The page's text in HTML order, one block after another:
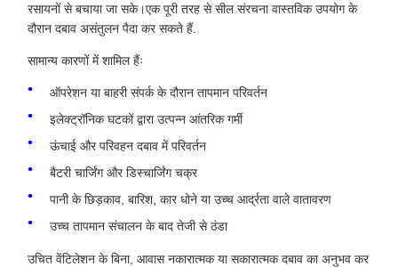
रसायनों से बचाया जा सके।एक पूरी तरह से सील संरचना वास्तविक उपयोग के
दौरान दबाव असंतुलन पैदा कर सकते हैं.
सामान्य कारणों में शामिल हैंः
ऑपरेशन या बाहरी संपर्क के दौरान तापमान परिवर्तन
इलेक्ट्रॉनिक घटकों द्वारा उत्पन्न आंतरिक गर्मी
ऊंचाई और परिवहन दबाव में परिवर्तन
बैटरी चार्जिंग और डिस्चार्जिंग चक्र
पानी के छिड़काव, बारिश, कार धोने या उच्च आर्द्रता वाले वातावरण
उच्च तापमान संचालन के बाद तेजी से ठंडा
उचित वेंटिलेशन के बिना, आवास नकारात्मक या सकारात्मक दबाव का अनुभव कर